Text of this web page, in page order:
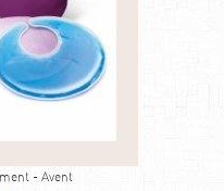
- Avent